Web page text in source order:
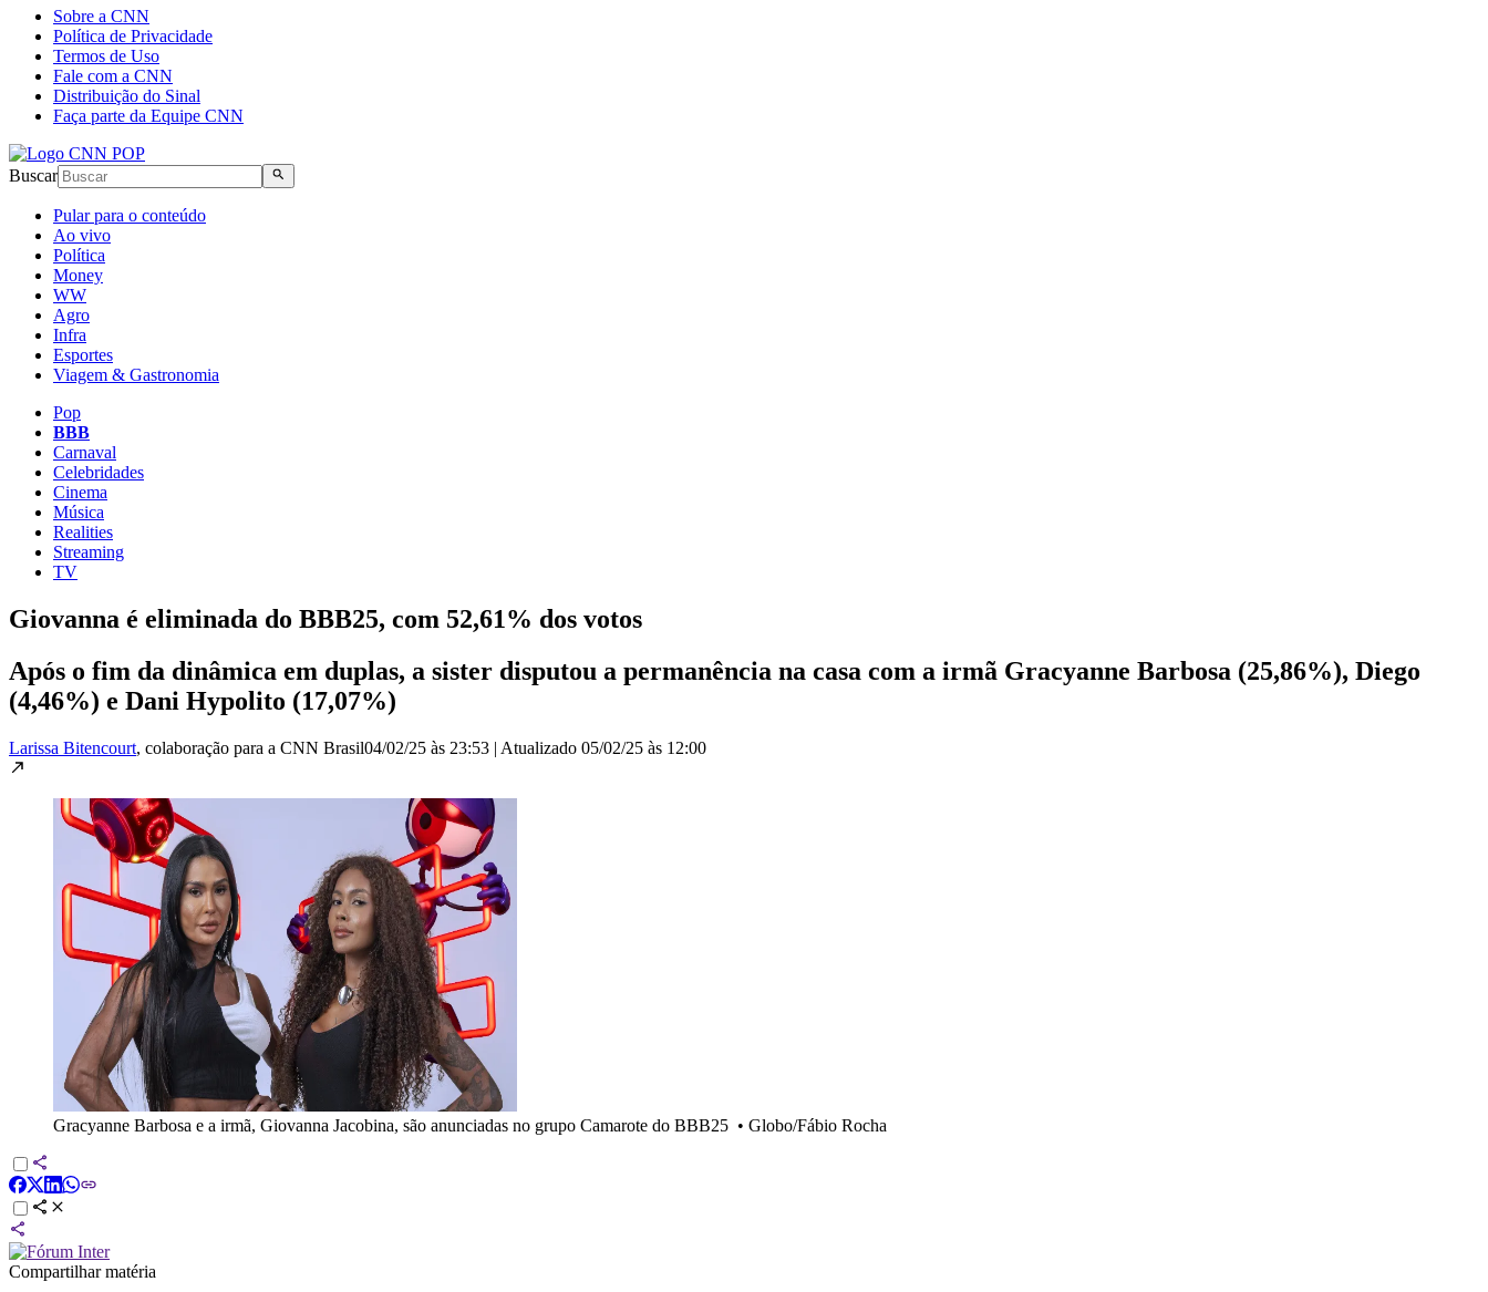
Sobre a CNN
Política de Privacidade
Termos de Uso
Fale com a CNN
Distribuição do Sinal
Faça parte da Equipe CNN
Buscar
Pular para o conteúdo
Ao vivo
Política
Money
WW
Agro
Infra
Esportes
Viagem & Gastronomia
Pop
BBB
Carnaval
Celebridades
Cinema
Música
Realities
Streaming
TV
Giovanna é eliminada do BBB25, com 52,61% dos votos
Após o fim da dinâmica em duplas, a sister disputou a permanência na casa com a irmã Gracyanne Barbosa (25,86%), Diego
(4,46%) e Dani Hypolito (17,07%)
Larissa Bitencourt, colaboração para a CNN Brasil04/02/25 às 23:53 | Atualizado 05/02/25 às 12:00
Gracyanne Barbosa e a irmã, Giovanna Jacobina, são anunciadas no grupo Camarote do BBB25 • Globo/Fábio Rocha
Compartilhar matéria